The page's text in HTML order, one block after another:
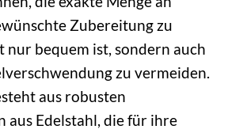
Zubereitung zu
nur bequem ist, sondern auch
zu vermeiden.
aus robusten
aus Edelstahl, die für ihre